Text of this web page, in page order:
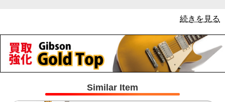
続きを見る
Similar Item